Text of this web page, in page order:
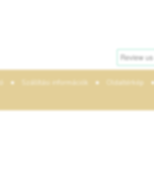
• Szállítási információk • Oldaltérkép